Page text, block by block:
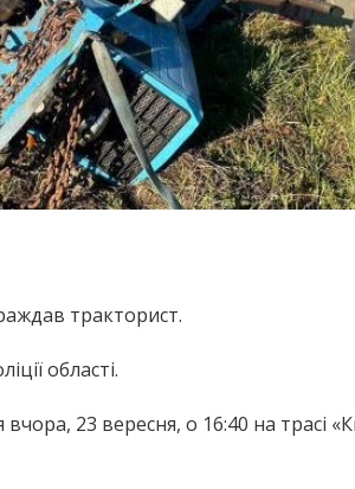
тракторист.
області.
23 вересня, о 16:40 на трасі